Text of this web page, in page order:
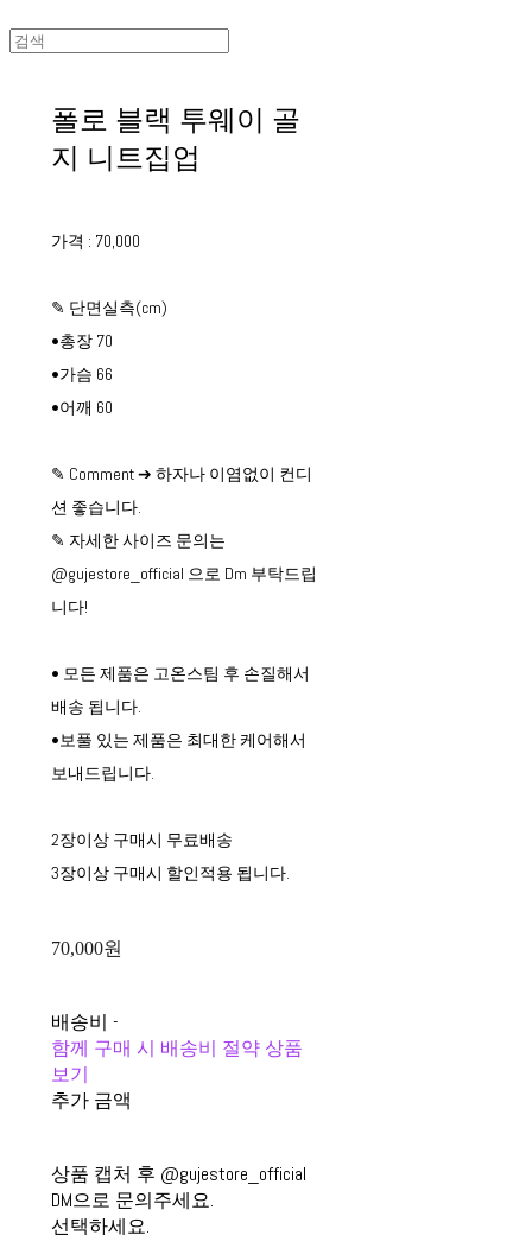
폴로 블랙 투웨이 골
지 니트집업
가격 : 70,000
✎ 단면실측(cm)
•총장 70
•가슴 66
•어깨 60
✎ Comment ➔ 하자나 이염없이 컨디
션 좋습니다.
✎ 자세한 사이즈 문의는
@gujestore_official 으로 Dm 부탁드립
니다!
• 모든 제품은 고온스팀 후 손질해서
배송 됩니다.
•보풀 있는 제품은 최대한 케어해서
보내드립니다.
2장이상 구매시 무료배송
3장이상 구매시 할인적용 됩니다.
70,000원
배송비 -
함께 구매 시 배송비 절약 상품
보기
추가 금액
상품 캡처 후 @gujestore_official
DM으로 문의주세요.
선택하세요.